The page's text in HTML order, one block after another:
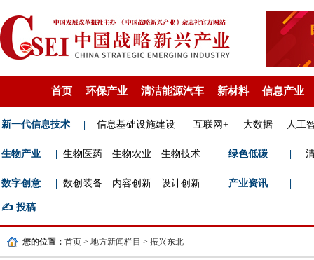
首页 环保产业 清洁能源汽车 新材料 信息产业
新一代信息技术 信息基础设施建设 互联网+ 大数据 人工
生物产业 生物医药 生物农业 生物技术 绿色低碳
数字创意 数创装备 内容创新 设计创新 产业资讯
✍️ 投稿
您的位置： 首页 > 地方新闻栏目 > 振兴东北